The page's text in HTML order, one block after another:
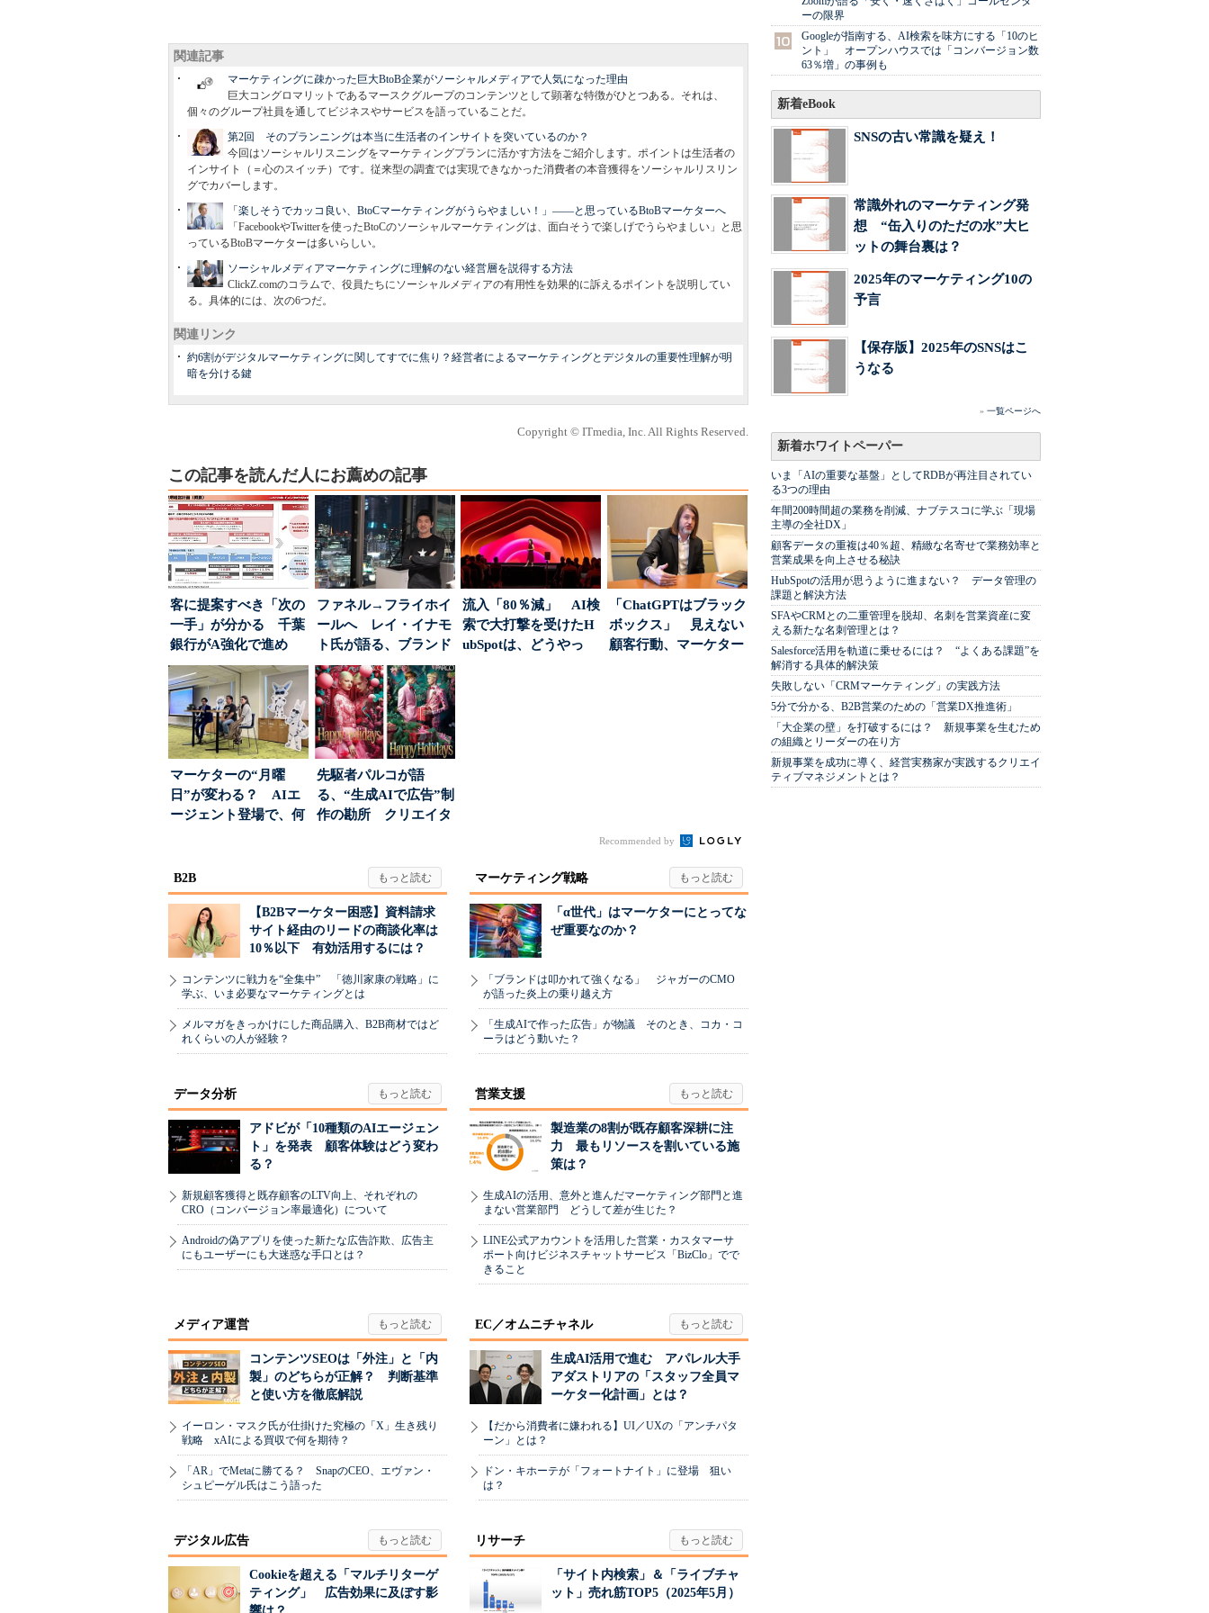
関連記事
マーケティングに疎かった巨大BtoB企業がソーシャルメディアで人気になった理由
巨大コングロマリットであるマースクグループのコンテンツとして顕著な特徴がひとつある。それは、
個々のグループ社員を通してビジネスやサービスを語っていることだ。
第2回 そのプランニングは本当に生活者のインサイトを突いているのか？
今回はソーシャルリスニングをマーケティングプランに活かす方法をご紹介します。ポイントは生活者の
インサイト（＝心のスイッチ）です。従来型の調査では実現できなかった消費者の本音獲得をソーシャルリスリン
グでカバーします。
「楽しそうでカッコ良い、BtoCマーケティングがうらやましい！」――と思っているBtoBマーケターへ
「FacebookやTwitterを使ったBtoCのソーシャルマーケティングは、面白そうで楽しげでうらやましい」と思
っているBtoBマーケターは多いらしい。
ソーシャルメディアマーケティングに理解のない経営層を説得する方法
ClickZ.comのコラムで、役員たちにソーシャルメディアの有用性を効果的に訴えるポイントを説明してい
る。具体的には、次の6つだ。
関連リンク
約6割がデジタルマーケティングに関してすでに焦り？経営者によるマーケティングとデジタルの重要性理解が明
暗を分ける鍵
Copyright © ITmedia, Inc. All Rights Reserved.
この記事を読んだ人にお薦めの記事
客に提案すべき「次の
一手」が分かる 千葉
銀行がA強化で進め
る“One to On...
ファネル→フライホイ
ールへ レイ・イナモ
ト氏が語る、ブランド
が「信頼」を得るた
め...
流入「80％減」 AI検
索で大打撃を受けたH
ubSpotは、どうやっ
「ChatGPTはブラック
ボックス」 見えない
顧客行動、マーケター
マーケターの“月曜
日”が変わる？ AIエ
ージェント登場で、何
先駆者パルコが語
る、“生成AIで広告”制
作の勘所 クリエイタ
Recommended by
B2B
【B2Bマーケター困惑】資料請求
サイト経由のリードの商談化率は
10％以下 有効活用するには？
コンテンツに戦力を“全集中” 「徳川家康の戦略」に
学ぶ、いま必要なマーケティングとは
メルマガをきっかけにした商品購入、B2B商材ではど
れくらいの人が経験？
マーケティング戦略
「α世代」はマーケターにとってな
ぜ重要なのか？
「ブランドは叩かれて強くなる」 ジャガーのCMO
が語った炎上の乗り越え方
「生成AIで作った広告」が物議 そのとき、コカ・コ
ーラはどう動いた？
データ分析
アドビが「10種類のAIエージェン
ト」を発表 顧客体験はどう変わ
る？
新規顧客獲得と既存顧客のLTV向上、それぞれの
CRO（コンバージョン率最適化）について
Androidの偽アプリを使った新たな広告詐欺、広告主
にもユーザーにも大迷惑な手口とは？
営業支援
製造業の8割が既存顧客深耕に注
力 最もリソースを割いている施
策は？
生成AIの活用、意外と進んだマーケティング部門と進
まない営業部門 どうして差が生じた？
LINE公式アカウントを活用した営業・カスタマーサ
ポート向けビジネスチャットサービス「BizClo」でで
きること
メディア運営
コンテンツSEOは「外注」と「内
製」のどちらが正解？ 判断基準
と使い方を徹底解説
イーロン・マスク氏が仕掛けた究極の「X」生き残り
戦略 xAIによる買収で何を期待？
「AR」でMetaに勝てる？ SnapのCEO、エヴァン・
シュピーゲル氏はこう語った
EC／オムニチャネル
生成AI活用で進む アパレル大手
アダストリアの「スタッフ全員マ
ーケター化計画」とは？
【だから消費者に嫌われる】UI／UXの「アンチパタ
ーン」とは？
ドン・キホーテが「フォートナイト」に登場 狙い
は？
デジタル広告
Cookieを超える「マルチリターゲ
ティング」 広告効果に及ぼす影
リサーチ
「サイト内検索」＆「ライブチャ
ット」売れ筋TOP5（2025年5月）
ーの限界
Googleが指南する、AI検索を味方にする「10のヒ
ント」 オープンハウスでは「コンバージョン数
63％増」の事例も
新着eBook
SNSの古い常識を疑え！
常識外れのマーケティング発
想 “缶入りのただの水”大ヒ
ットの舞台裏は？
2025年のマーケティング10の
予言
【保存版】2025年のSNSはこ
うなる
» 一覧ページへ
新着ホワイトペーパー
いま「AIの重要な基盤」としてRDBが再注目されてい
る3つの理由
年間200時間超の業務を削減、ナブテスコに学ぶ「現場
主導の全社DX」
顧客データの重複は40％超、精緻な名寄せで業務効率と
営業成果を向上させる秘訣
HubSpotの活用が思うように進まない？ データ管理の
課題と解決方法
SFAやCRMとの二重管理を脱却、名刺を営業資産に変
える新たな名刺管理とは？
Salesforce活用を軌道に乗せるには？ “よくある課題”を
解消する具体的解決策
失敗しない「CRMマーケティング」の実践方法
5分で分かる、B2B営業のための「営業DX推進術」
「大企業の壁」を打破するには？ 新規事業を生むため
の組織とリーダーの在り方
新規事業を成功に導く、経営実務家が実践するクリエイ
ティブマネジメントとは？